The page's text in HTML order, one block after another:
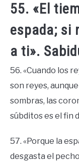
55. «El
espada; si
a ti».
56. «Cuando los
son reyes,
sombras, las
súbditos es el fin
57. «Porque la
desgasta el